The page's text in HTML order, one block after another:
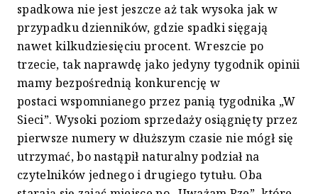
spadkowa nie jest jeszcze aż tak wysoka jak w
przypadku dzienników, gdzie spadki sięgają
nawet kilkudziesięciu procent. Wreszcie po
trzecie, tak naprawdę jako jedyny tygodnik opinii
mamy bezpośrednią konkurencję w
postaci wspomnianego przez panią tygodnika „W
Sieci”. Wysoki poziom sprzedaży osiągnięty przez
pierwsze numery w dłuższym czasie nie mógł się
utrzymać, bo nastąpił naturalny podział na
czytelników jednego i drugiego tytułu. Oba